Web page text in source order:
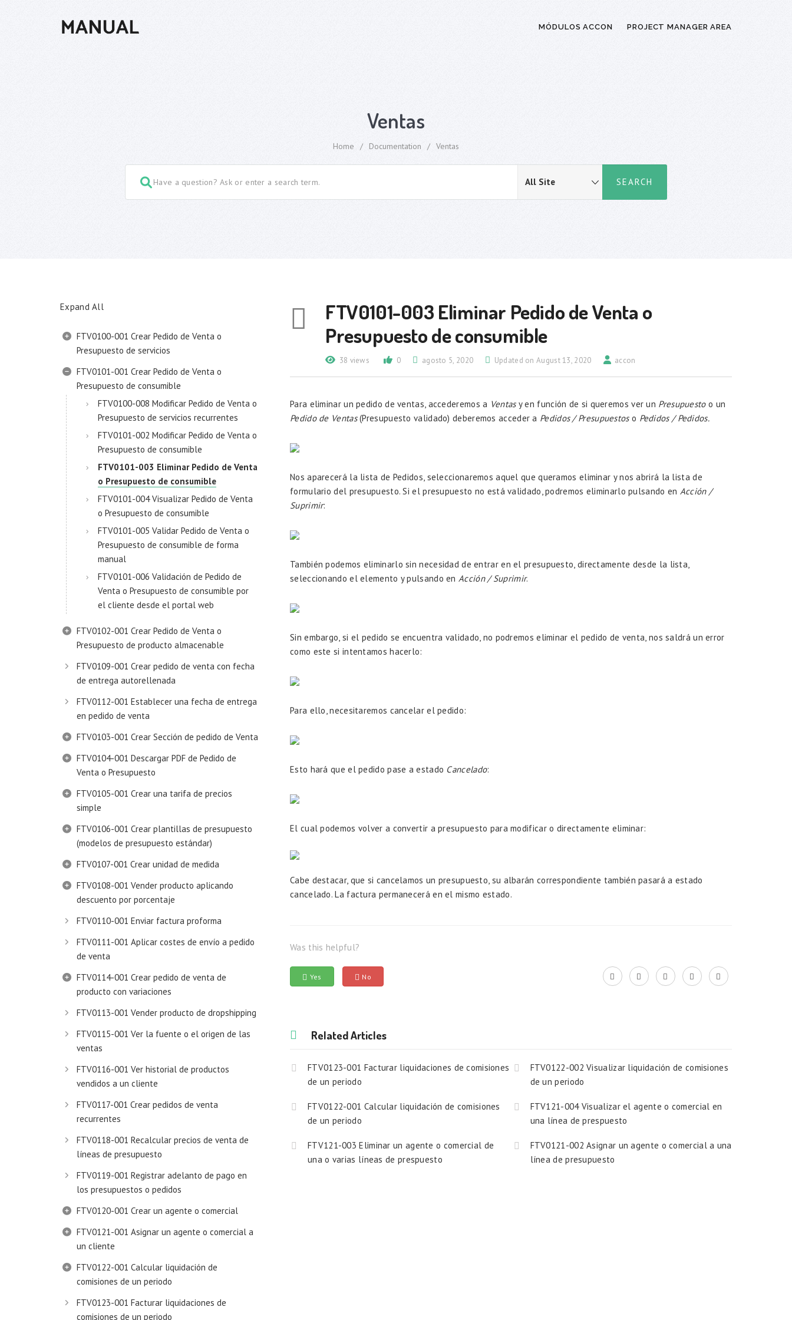
MÓDULOS ACCON PROJECT MANAGER AREA
Ventas
Home / Documentation / Ventas
Expand All
FTV0100-001 Crear Pedido de Venta o
Presupuesto de servicios
FTV0101-001 Crear Pedido de Venta o
Presupuesto de consumible
FTV0100-008 Modificar Pedido de Venta o
Presupuesto de servicios recurrentes
FTV0101-002 Modificar Pedido de Venta o
Presupuesto de consumible
FTV0101-003 Eliminar Pedido de Venta
o Presupuesto de consumible
FTV0101-004 Visualizar Pedido de Venta
o Presupuesto de consumible
FTV0101-005 Validar Pedido de Venta o
Presupuesto de consumible de forma
manual
FTV0101-006 Validación de Pedido de
Venta o Presupuesto de consumible por
el cliente desde el portal web
FTV0102-001 Crear Pedido de Venta o
Presupuesto de producto almacenable
FTV0109-001 Crear pedido de venta con fecha
de entrega autorellenada
FTV0112-001 Establecer una fecha de entrega
en pedido de venta
FTV0103-001 Crear Sección de pedido de Venta
FTV0104-001 Descargar PDF de Pedido de
Venta o Presupuesto
FTV0105-001 Crear una tarifa de precios
simple
FTV0106-001 Crear plantillas de presupuesto
(modelos de presupuesto estándar)
FTV0107-001 Crear unidad de medida
FTV0108-001 Vender producto aplicando
descuento por porcentaje
FTV0110-001 Enviar factura proforma
FTV0111-001 Aplicar costes de envío a pedido
de venta
FTV0114-001 Crear pedido de venta de
producto con variaciones
FTV0113-001 Vender producto de dropshipping
FTV0115-001 Ver la fuente o el origen de las
ventas
FTV0116-001 Ver historial de productos
vendidos a un cliente
FTV0117-001 Crear pedidos de venta
recurrentes
FTV0118-001 Recalcular precios de venta de
líneas de presupuesto
FTV0119-001 Registrar adelanto de pago en
los presupuestos o pedidos
FTV0120-001 Crear un agente o comercial
FTV0121-001 Asignar un agente o comercial a
un cliente
FTV0122-001 Calcular liquidación de
comisiones de un periodo
FTV0123-001 Facturar liquidaciones de
comisiones de un periodo
FTV0101-003 Eliminar Pedido de Venta o
Presupuesto de consumible
38 views 0 agosto 5, 2020 Updated on August 13, 2020 accon
Para eliminar un pedido de ventas, accederemos a Ventasy en función de si queremos ver un Presupuestoo un
Pedido de Ventas(Presupuesto validado) deberemos acceder a Pedidos / Presupuestoso Pedidos / Pedidos.
Nos aparecerá la lista de Pedidos, seleccionaremos aquel que queramos eliminar y nos abrirá la lista de
formulario del presupuesto. Si el presupuesto no está validado, podremos eliminarlo pulsando en Acción /
Suprimir:
También podemos eliminarlo sin necesidad de entrar en el presupuesto, directamente desde la lista,
seleccionando el elemento y pulsando enAcción / Suprimir.
Sin embargo, si el pedido se encuentra validado, no podremos eliminar el pedido de venta, nos saldrá un error
como este si intentamos hacerlo:
Para ello, necesitaremos cancelar el pedido:
Esto hará que el pedido pase a estado Cancelado:
El cual podemos volver a convertir a presupuesto para modificar o directamente eliminar:
Cabe destacar, que si cancelamos un presupuesto, su albarán correspondiente también pasará a estado
cancelado. La factura permanecerá en el mismo estado.
Was this helpful?
Yes No
Related Articles
FTV0123-001 Facturar liquidaciones de comisiones
de un periodo
FTV0122-002 Visualizar liquidación de comisiones
de un periodo
FTV0122-001 Calcular liquidación de comisiones
de un periodo
FTV121-004 Visualizar el agente o comercial en
una línea de prespuesto
FTV121-003 Eliminar un agente o comercial de
una o varias líneas de prespuesto
FTV0121-002 Asignar un agente o comercial a una
línea de presupuesto